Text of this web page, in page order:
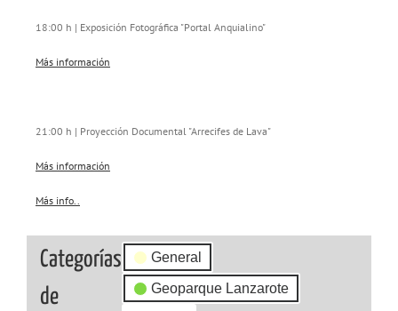
Festival
18:00 h | Exposición Fotográfica "Portal Anquialino"
Más información
21:00 h | Proyección Documental "Arrecifes de Lava"
Más información
Más info..
Categorías
de
General
Geoparque Lanzarote